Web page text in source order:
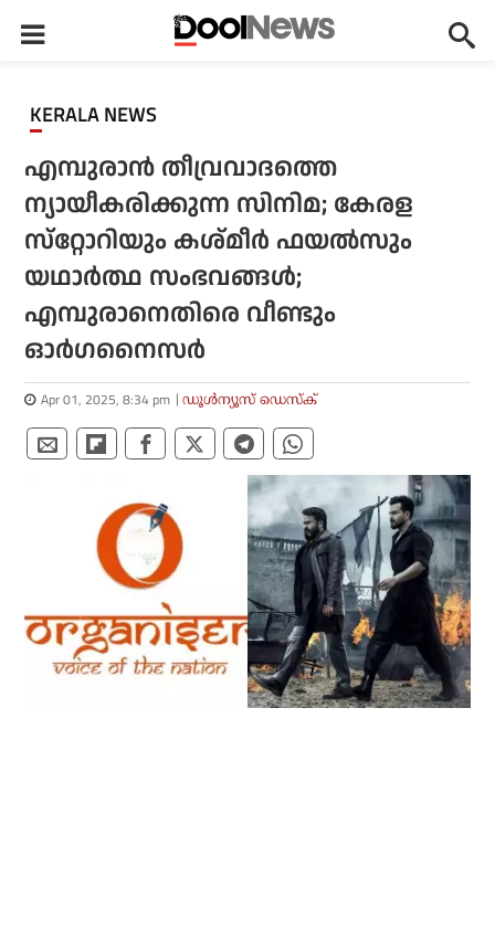
KERALA NEWS
എമ്പുരാന്‍ തീവ്രവാദത്തെ
ന്യായീകരിക്കുന്ന സിനിമ; കേരള
സ്‌റ്റോറിയും കശ്മീര്‍ ഫയല്‍സും
യഥാര്‍ത്ഥ സംഭവങ്ങള്‍;
എമ്പുരാനെതിരെ വീണ്ടും
ഓര്‍ഗനൈസര്‍
Apr 01, 2025, 8:34 pm ഡൂള്‍ന്യൂസ് ഡെസ്‌ക്